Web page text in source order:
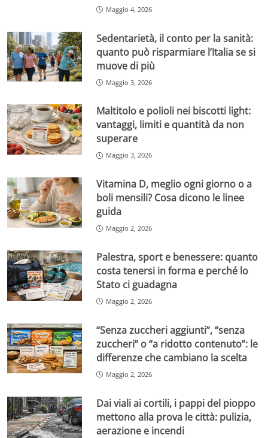
Maggio 4, 2026
Sedentarietà, il conto per la sanità:
quanto può risparmiare l’Italia se si
muove di più
Maggio 3, 2026
Maltitolo e polioli nei biscotti light:
vantaggi, limiti e quantità da non
superare
Maggio 3, 2026
Vitamina D, meglio ogni giorno o a
boli mensili? Cosa dicono le linee
guida
Maggio 2, 2026
Palestra, sport e benessere: quanto
costa tenersi in forma e perché lo
Stato ci guadagna
Maggio 2, 2026
“Senza zuccheri aggiunti”, “senza
zuccheri” o “a ridotto contenuto”: le
differenze che cambiano la scelta
Maggio 2, 2026
Dai viali ai cortili, i pappi del pioppo
mettono alla prova le città: pulizia,
aerazione e incendi